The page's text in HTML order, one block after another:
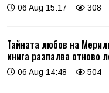
06 Aug 15:17 308
Тайната любов на
книга разпалва отново
06 Aug 14:48 504